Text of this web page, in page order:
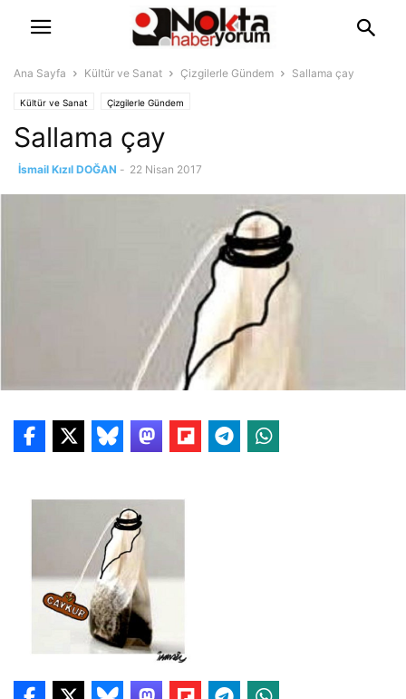
Ana Sayfa Kültür ve Sanat Çizgilerle Gündem Sallama çay
Kültür ve Sanat Çizgilerle Gündem
Sallama çay
İsmail Kızıl DOĞAN - 22 Nisan 2017